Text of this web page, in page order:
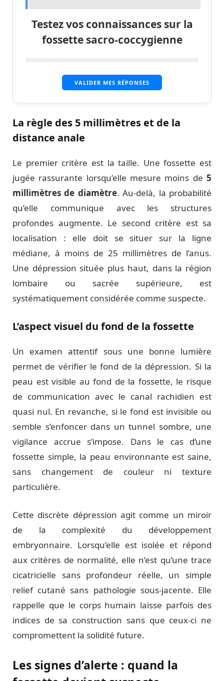
Testez vos connaissances sur la
fossette sacro-coccygienne
VALIDER MES RÉPONSES
La règle des 5 millimètres et de la
distance anale
Le premier critère est la taille. Une fossette est
jugée rassurante lorsqu’elle mesure moins de 5
millimètres de diamètre. Au-delà, la probabilité
qu’elle communique avec les structures
profondes augmente. Le second critère est sa
localisation : elle doit se situer sur la ligne
médiane, à moins de 25 millimètres de l’anus.
Une dépression située plus haut, dans la région
lombaire ou sacrée supérieure, est
systématiquement considérée comme suspecte.
L’aspect visuel du fond de la fossette
Un examen attentif sous une bonne lumière
permet de vérifier le fond de la dépression. Si la
peau est visible au fond de la fossette, le risque
de communication avec le canal rachidien est
quasi nul. En revanche, si le fond est invisible ou
semble s’enfoncer dans un tunnel sombre, une
vigilance accrue s’impose. Dans le cas d’une
fossette simple, la peau environnante est saine,
sans changement de couleur ni texture
particulière.
Cette discrète dépression agit comme un miroir
de la complexité du développement
embryonnaire. Lorsqu’elle est isolée et répond
aux critères de normalité, elle n’est qu’une trace
cicatricielle sans profondeur réelle, un simple
relief cutané sans pathologie sous-jacente. Elle
rappelle que le corps humain laisse parfois des
indices de sa construction sans que ceux-ci ne
compromettent la solidité future.
Les signes d’alerte : quand la